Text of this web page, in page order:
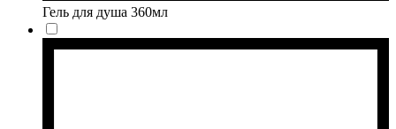
Гель для душа 360мл